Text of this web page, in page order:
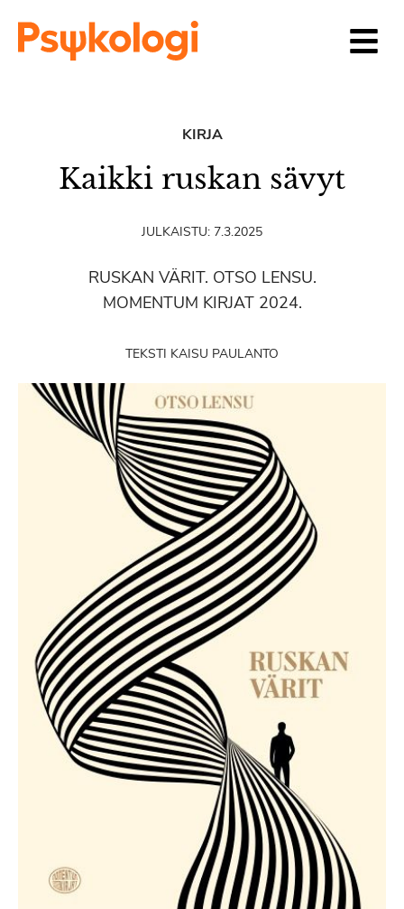
KIRJA
Kaikki ruskan sävyt
JULKAISTU: 7.3.2025
RUSKAN VÄRIT. OTSO LENSU.
MOMENTUM KIRJAT 2024.
TEKSTI KAISU PAULANTO